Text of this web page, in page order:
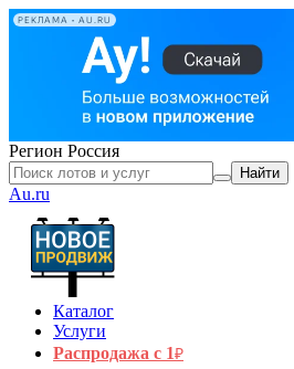
РЕКЛАМА • AU.RU
Регион Россия
Найти
Au.ru
Каталог
Услуги
Распродажа с 1₽